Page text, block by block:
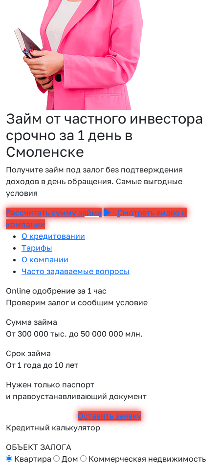
Займ от частного инвестора
срочно за 1 день в
Смоленске
Получите займ под залог без подтверждения
доходов в день обращения. Самые выгодные
условия
Рассчитать сумму займа
Смотреть видео о
компании
О кредитовании
Тарифы
О компании
Часто задаваемые вопросы
Online одобрение за 1 час
Проверим залог и сообщим условие
Сумма займа
От 300 000 тыс. до 50 000 000 млн.
Срок займа
От 1 года до 10 лет
Нужен только паспорт
и правоустанавливающий документ
Оставить заявку
Кредитный калькулятор
ОБЪЕКТ ЗАЛОГА
Квартира
Дом
Коммерческая недвижимость